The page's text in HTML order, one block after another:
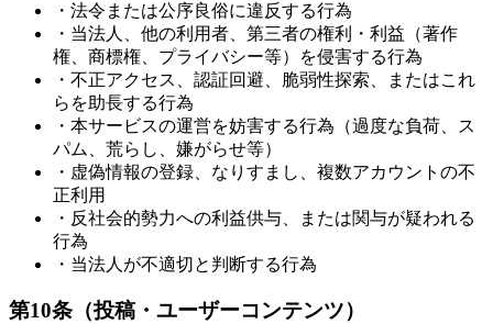
・法令または公序良俗に違反する行為
・当法人、他の利用者、第三者の権利・利益（著作
権、商標権、プライバシー等）を侵害する行為
・不正アクセス、認証回避、脆弱性探索、またはこれ
らを助長する行為
・本サービスの運営を妨害する行為（過度な負荷、ス
パム、荒らし、嫌がらせ等）
・虚偽情報の登録、なりすまし、複数アカウントの不
正利用
・反社会的勢力への利益供与、または関与が疑われる
行為
・当法人が不適切と判断する行為
第10条（投稿・ユーザーコンテンツ）